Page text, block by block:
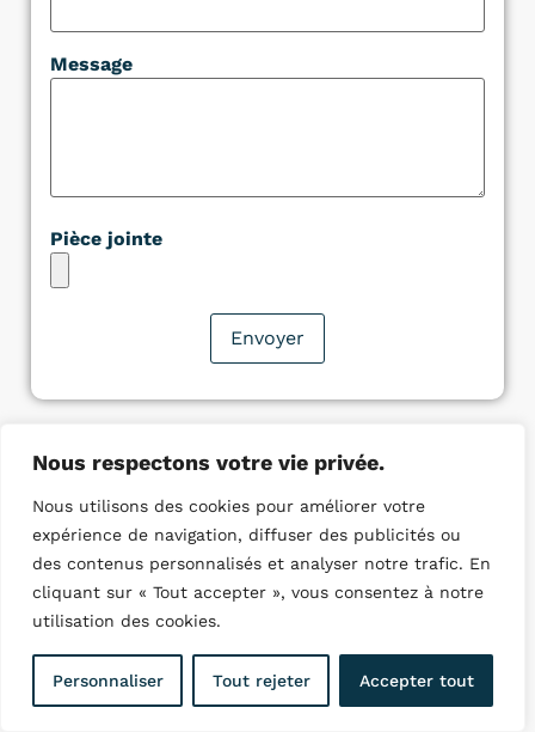
Nous respectons votre vie privée.
Nous utilisons des cookies pour améliorer votre
expérience de navigation, diffuser des publicités ou
des contenus personnalisés et analyser notre trafic. En
cliquant sur « Tout accepter », vous consentez à notre
utilisation des cookies.
Personnaliser Tout rejeter Accepter tout
Message
Pièce jointe
Quelques villes ou nous
intervenons :
Plombier Boulogne-Billancourt
Plombier Nanterre
Plombier Courbevoie
Plombier Colombes